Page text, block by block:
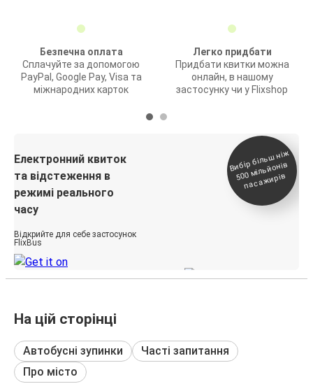
Безпечна оплата
Сплачуйте за допомогою
PayPal, Google Pay, Visa та
міжнародних карток
Легко придбати
Придбати квитки можна
онлайн, в нашому
застосунку чи у Flixshop
Електронний квиток
та відстеження в
режимі реального
часу
Відкрийте для себе застосунок
FlixBus
Вибір біль
ш ні
ж
500
мільйонів
паса
жирів
На цій сторінці
Автобусні зупинки
Часті запитання
Про місто